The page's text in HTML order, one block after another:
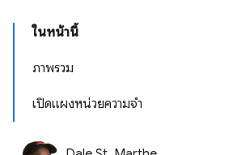
ในหน้านี้
ภาพรวม
เปิดแผงหน่วยความจำ